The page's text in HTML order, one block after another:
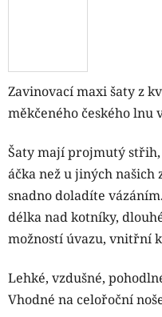
Zavinovací maxi šaty z
měkčeného českého lnu
Šaty mají projmutý
áčka než u jiných
snadno doladíte
délka nad kotníky,
možností úvazu, vnitřní
Lehké, vzdušné,
Vhodné na celořoční